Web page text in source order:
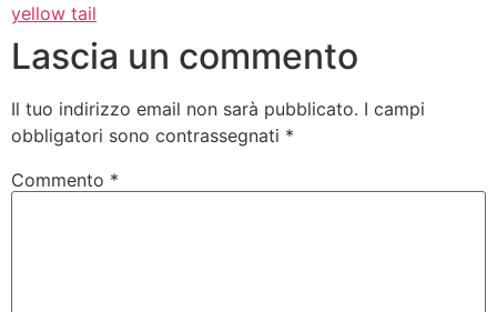
yellow tail
Lascia un commento
Il tuo indirizzo email non sarà pubblicato. I campi
obbligatori sono contrassegnati *
Commento *